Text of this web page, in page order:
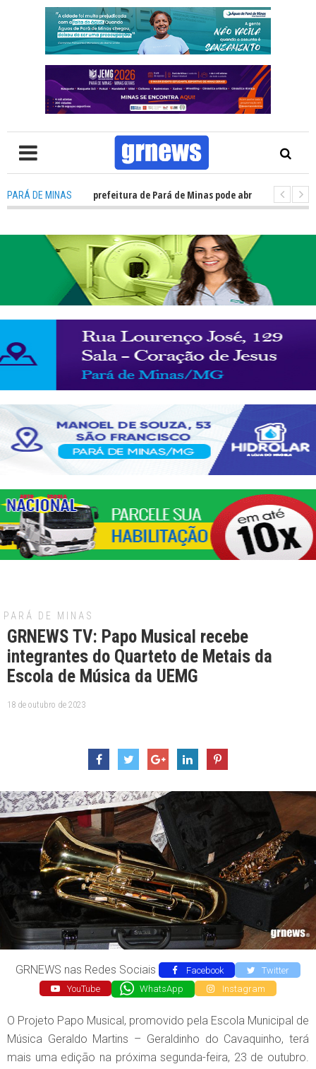
PARÁ DE MINAS
TV: Concurso da prefeitura de Pará de Minas pode abrir cerca de 1.500
PARÁ DE MINAS
GRNEWS TV: Papo Musical recebe
integrantes do Quarteto de Metais da
Escola de Música da UEMG
18 de outubro de 2023
GRNEWS nas Redes Sociais Facebook
Twitter
YouTube
WhatsApp Instagram
O Projeto Papo Musical, promovido pela Escola Municipal de
Música Geraldo Martins – Geraldinho do Cavaquinho, terá
mais uma edição na próxima segunda-feira, 23 de outubro.